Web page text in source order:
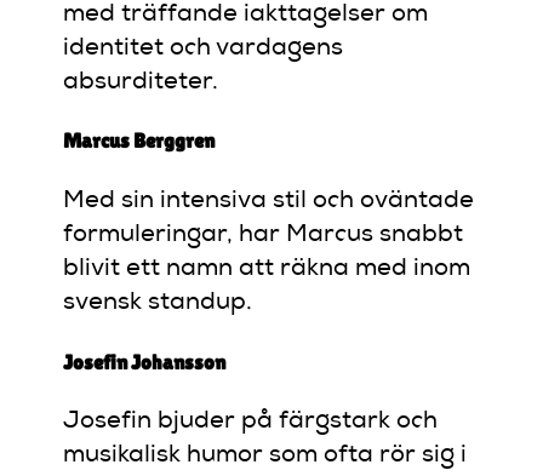
med träffande iakttagelser om
identitet och vardagens
absurditeter.
Marcus Berggren
Med sin intensiva stil och oväntade
formuleringar, har Marcus snabbt
blivit ett namn att räkna med inom
svensk standup.
Josefin Johansson
Josefin bjuder på färgstark och
musikalisk humor som ofta rör sig i